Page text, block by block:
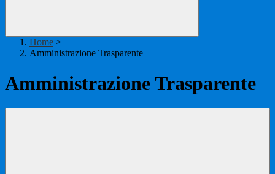
Home >
Amministrazione Trasparente
Amministrazione Trasparente